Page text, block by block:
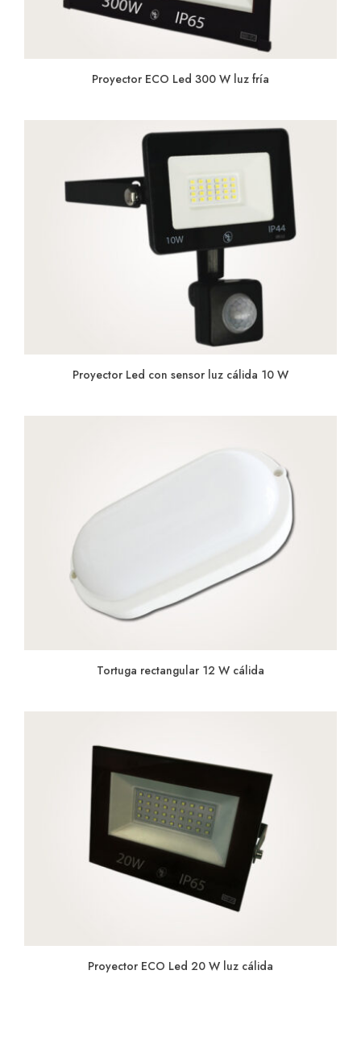
Proyector ECO Led 300 W luz fría
Proyector Led con sensor luz cálida 10 W
Tortuga rectangular 12 W cálida
Proyector ECO Led 20 W luz cálida